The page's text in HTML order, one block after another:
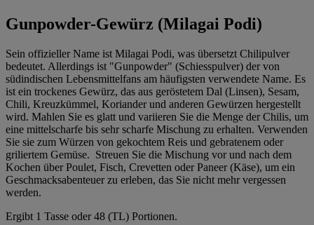
Gunpowder-Gewürz (Milagai Podi)
Sein offizieller Name ist Milagai Podi, was übersetzt Chilipulver
bedeutet. Allerdings ist "Gunpowder" (Schiesspulver) der von
südindischen Lebensmittelfans am häufigsten verwendete Name. Es
ist ein trockenes Gewürz, das aus geröstetem Dal (Linsen), Sesam,
Chili, Kreuzkümmel, Koriander und anderen Gewürzen hergestellt
wird. Mahlen Sie es glatt und variieren Sie die Menge der Chilis, um
eine mittelscharfe bis sehr scharfe Mischung zu erhalten. Verwenden
Sie sie zum Würzen von gekochtem Reis und gebratenem oder
griliertem Gemüse. Streuen Sie die Mischung vor und nach dem
Kochen über Poulet, Fisch, Crevetten oder Paneer (Käse), um ein
Geschmacksabenteuer zu erleben, das Sie nicht mehr vergessen
werden.
Ergibt 1 Tasse oder 48 (TL) Portionen.